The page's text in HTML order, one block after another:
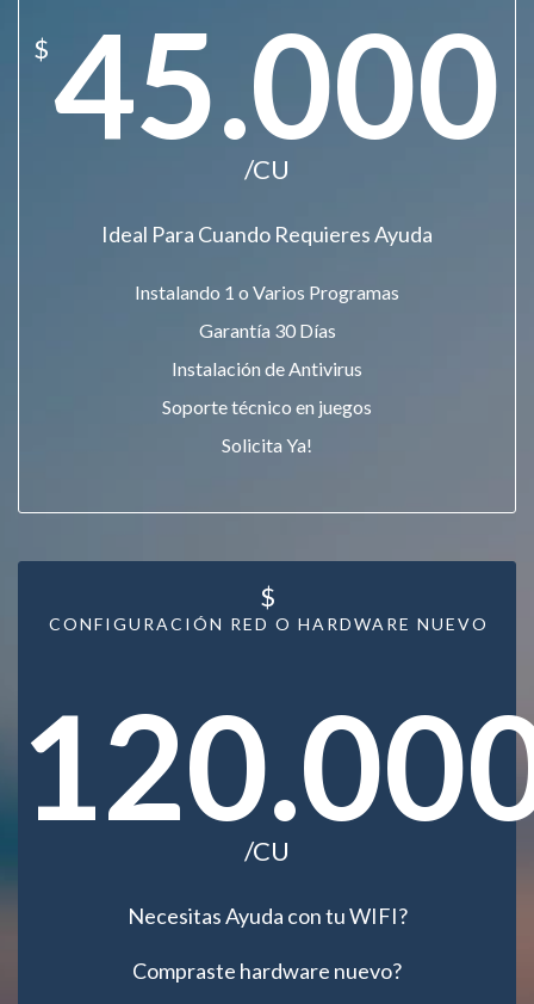
$45.000
/CU
Ideal Para Cuando Requieres Ayuda
Instalando 1 o Varios Programas
Garantía 30 Días
Instalación de Antivirus
Soporte técnico en juegos
Solicita Ya!
CONFIGURACIÓN RED O HARDWARE NUEVO
$
/CU
Necesitas Ayuda con tu WIFI?
Compraste hardware nuevo?